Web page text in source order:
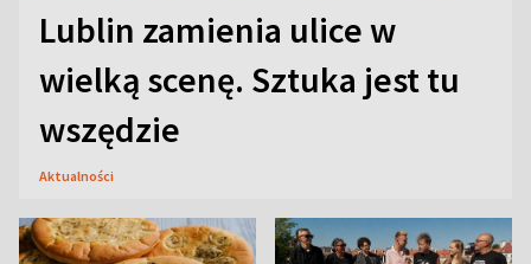
Lublin zamienia ulice w
wielką scenę. Sztuka jest tu
wszędzie
Aktualności